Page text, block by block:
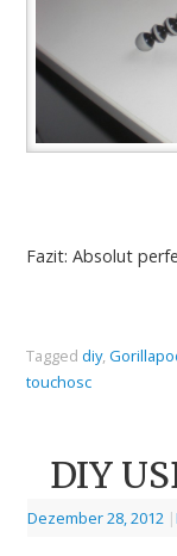
Fazit: Absolut
Tagged diy,
touchosc
DIY
Dezember 28, 2012 |